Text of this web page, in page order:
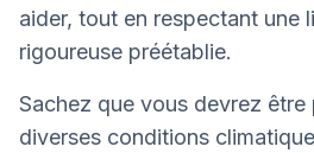
aider, tout en respectant une
rigoureuse préétablie.
Sachez que vous devrez
diverses conditions